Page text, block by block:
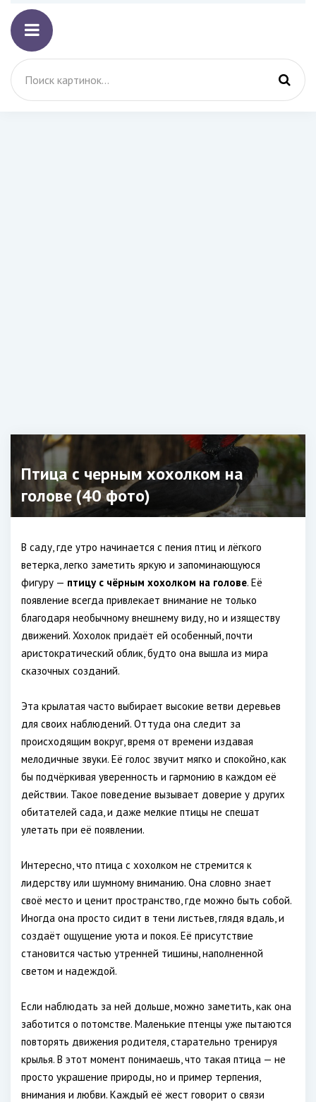
Птица с черным хохолком на
голове (40 фото)
В саду, где утро начинается с пения птиц и лёгкого
ветерка, легко заметить яркую и запоминающуюся
фигуру — птицу с чёрным хохолком на голове. Её
появление всегда привлекает внимание не только
благодаря необычному внешнему виду, но и изяществу
движений. Хохолок придаёт ей особенный, почти
аристократический облик, будто она вышла из мира
сказочных созданий.
Эта крылатая часто выбирает высокие ветви деревьев
для своих наблюдений. Оттуда она следит за
происходящим вокруг, время от времени издавая
мелодичные звуки. Её голос звучит мягко и спокойно, как
бы подчёркивая уверенность и гармонию в каждом её
действии. Такое поведение вызывает доверие у других
обитателей сада, и даже мелкие птицы не спешат
улетать при её появлении.
Интересно, что птица с хохолком не стремится к
лидерству или шумному вниманию. Она словно знает
своё место и ценит пространство, где можно быть собой.
Иногда она просто сидит в тени листьев, глядя вдаль, и
создаёт ощущение уюта и покоя. Её присутствие
становится частью утренней тишины, наполненной
светом и надеждой.
Если наблюдать за ней дольше, можно заметить, как она
заботится о потомстве. Маленькие птенцы уже пытаются
повторять движения родителя, старательно тренируя
крылья. В этот момент понимаешь, что такая птица — не
просто украшение природы, но и пример терпения,
внимания и любви. Каждый её жест говорит о связи